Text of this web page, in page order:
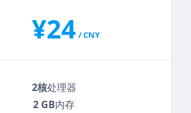
¥24 / CNY
2核处理器
2 GB内存